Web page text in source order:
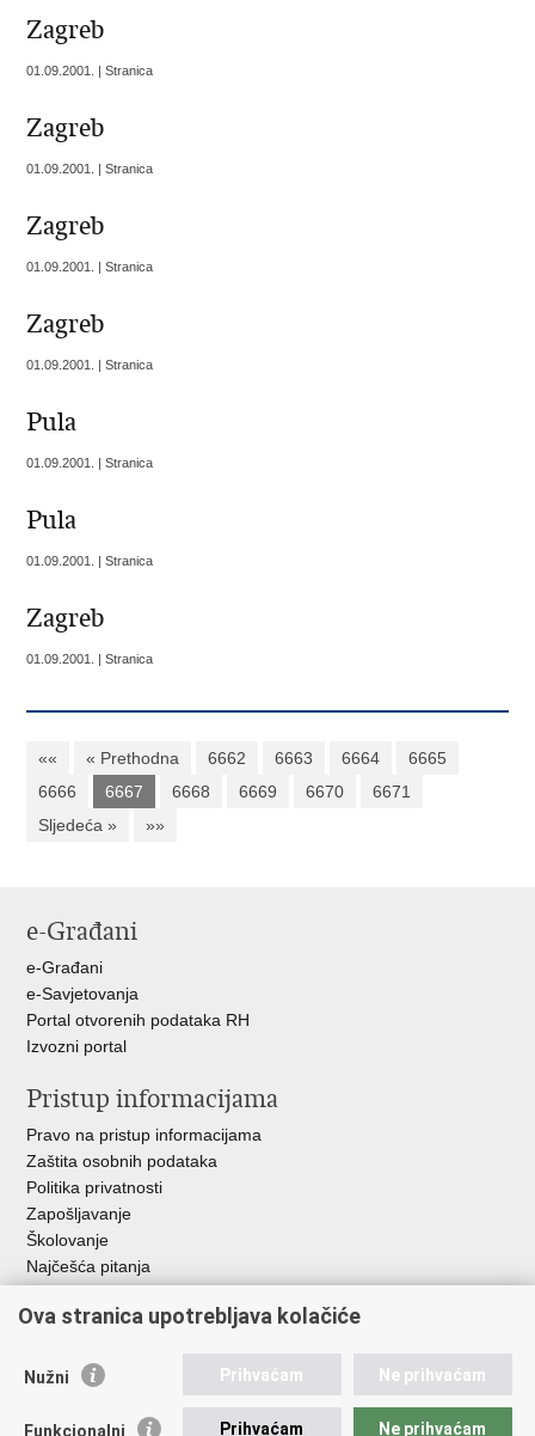
Zagreb
01.09.2001. | Stranica
Zagreb
01.09.2001. | Stranica
Zagreb
01.09.2001. | Stranica
Zagreb
01.09.2001. | Stranica
Pula
01.09.2001. | Stranica
Pula
01.09.2001. | Stranica
Zagreb
01.09.2001. | Stranica
«« « Prethodna 6662 6663 6664
6665
6666
6667 6668 6669 6670
6671
Sljedeća »
»»
e-Građani
e-Građani
e-Savjetovanja
Portal otvorenih podataka RH
Izvozni portal
Pristup informacijama
Pravo na pristup informacijama
Zaštita osobnih podataka
Politika privatnosti
Zapošljavanje
Školovanje
Najčešća pitanja
Važne poveznice
EMN Nacionalna kontaktna točka za Republiku Hrvatsku
Ova stranica upotrebljava kolačiće
Nužni Prihvaćam Ne prihvaćam
Funkcionalni Prihvaćam Ne prihvaćam